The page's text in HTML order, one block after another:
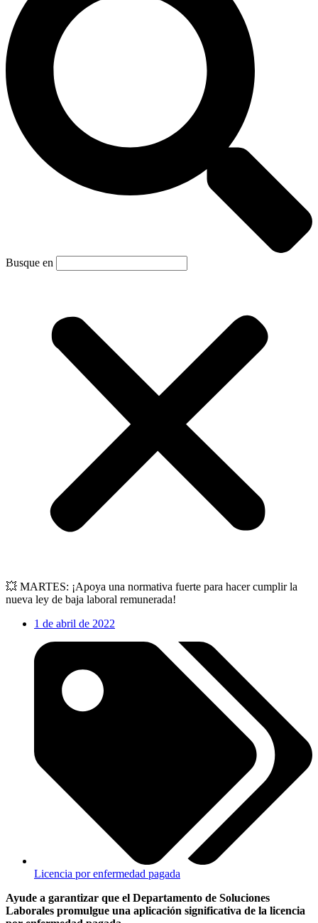
Busque en
💥 MARTES: ¡Apoya una normativa fuerte para hacer cumplir la
nueva ley de baja laboral remunerada!
1 de abril de 2022
Licencia por enfermedad pagada
Ayude a garantizar que el Departamento de Soluciones
Laborales promulgue una aplicación significativa de la licencia